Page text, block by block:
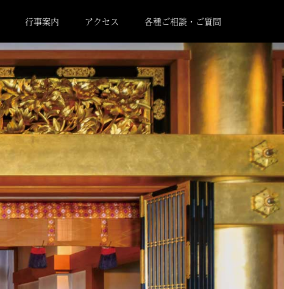
行事案内 アクセス 各種ご相談・ご質問